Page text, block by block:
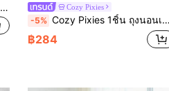
ถุงนอนเด็กผ้าก๊อซผ้าฝ้ายสองชั้นแบบแบ่งขาสำหรับฤดูใบไม้ร่วง ยูนิเซกส์, ชุดนอนแขนยาวพิมพ์ลายหมีน่ารัก ระบายอากาศได้ดี, ถุงนอนสำหรับเด็กผู้ชายและเด็กผู้หญิง Cozy Pixies
-5% Cozy Pixies 1ชิ้น ถุงนอนเด็กปักรูปกระต่ายขนสัตว์นุ่มสบาย ฤดูใบไม้ผลิ/
฿284